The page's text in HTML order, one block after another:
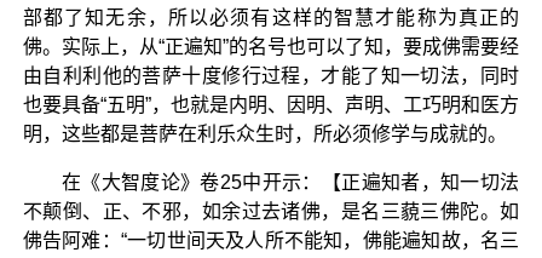
部都了知无余，所以必须有这样的智慧才能称为真正的
佛。实际上，从“正遍知”的名号也可以了知，要成佛需要经
由自利利他的菩萨十度修行过程，才能了知一切法，同时
也要具备“五明”，也就是内明、因明、声明、工巧明和医方
明，这些都是菩萨在利乐众生时，所必须修学与成就的。
在《大智度论》卷25中开示：【正遍知者，知一切法
不颠倒、正、不邪，如余过去诸佛，是名三藐三佛陀。如
佛告阿难：“一切世间天及人所不能知，佛能遍知故，名三